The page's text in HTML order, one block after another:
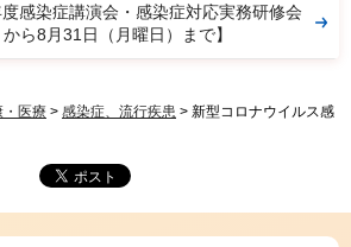
度感染症講演会・感染症対応実務研修会
ら8月31日（月曜日）まで】
・医療 > 感染症、流行疾患 > 新型コロナウイルス感